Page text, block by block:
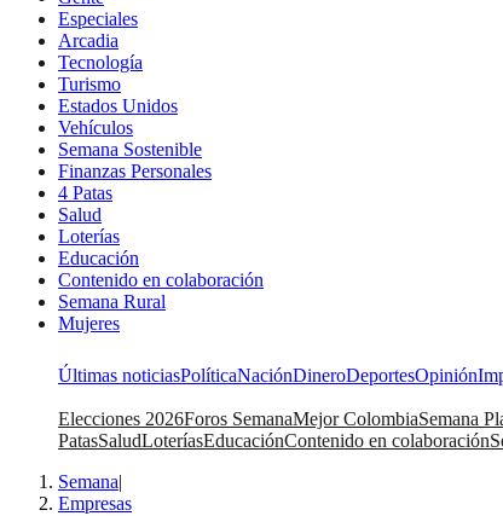
Especiales
Arcadia
Tecnología
Turismo
Estados Unidos
Vehículos
Semana Sostenible
Finanzas Personales
4 Patas
Salud
Loterías
Educación
Contenido en colaboración
Semana Rural
Mujeres
Últimas noticiasPolíticaNaciónDineroDeportesOpinión
Elecciones 2026Foros SemanaMejor ColombiaSemana
PatasSaludLoteríasEducaciónContenido en colaboración
Semana|
Empresas